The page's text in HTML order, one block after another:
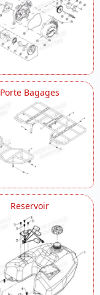
Porte Bagages
Reservoir